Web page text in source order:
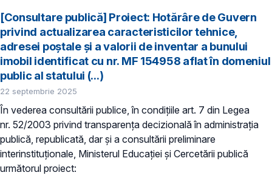
[Consultare publică] Proiect: Hotărâre de Guvern
privind actualizarea caracteristicilor tehnice,
adresei poștale și a valorii de inventar a bunului
imobil identificat cu nr. MF 154958 aflat în domeniul
public al statului (...)
22 septembrie 2025
În vederea consultării publice, în condiţiile art. 7 din Legea
nr. 52/2003 privind transparenţa decizională în administraţia
publică, republicată, dar și a consultării preliminare
interinstituționale, Ministerul Educaţiei și Cercetării publică
următorul proiect: